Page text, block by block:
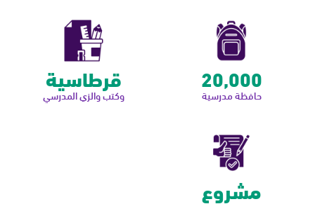
20,000
حافظة مدرسية قرطاسية
وكتب والزي المدرسي
مشروع